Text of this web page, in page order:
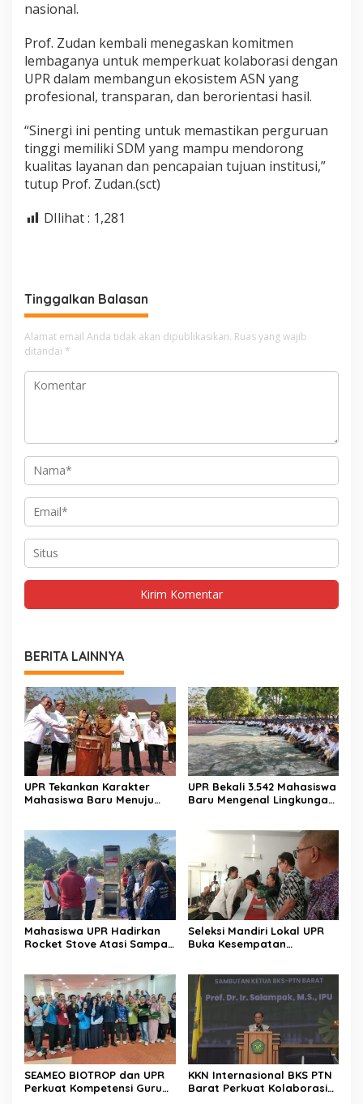
nasional.
Prof. Zudan kembali menegaskan komitmen
lembaganya untuk memperkuat kolaborasi dengan
UPR dalam membangun ekosistem ASN yang
profesional, transparan, dan berorientasi hasil.
“Sinergi ini penting untuk memastikan perguruan
tinggi memiliki SDM yang mampu mendorong
kualitas layanan dan pencapaian tujuan institusi,”
tutup Prof. Zudan.(sct)
DIlihat : 1,281
Tinggalkan Balasan
Alamat email Anda tidak akan dipublikasikan. Ruas yang wajib
ditandai *
BERITA LAINNYA
UPR Tekankan Karakter
Mahasiswa Baru Menuju
UPR Bekali 3.542 Mahasiswa
Baru Mengenal Lingkungan
Mahasiswa UPR Hadirkan
Rocket Stove Atasi Sampah
Seleksi Mandiri Lokal UPR
Buka Kesempatan
SEAMEO BIOTROP dan UPR
Perkuat Kompetensi Guru
KKN Internasional BKS PTN
Barat Perkuat Kolaborasi